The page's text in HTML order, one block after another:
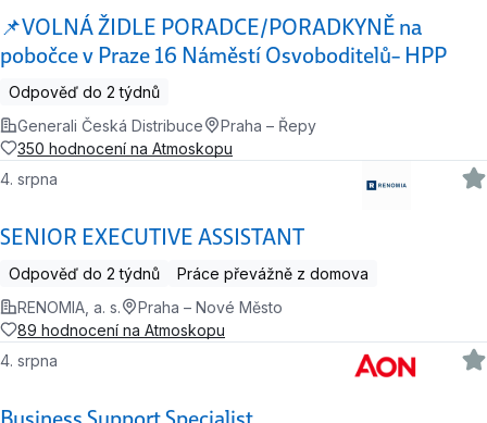
📌VOLNÁ ŽIDLE PORADCE/PORADKYNĚ na
pobočce v Praze 16 Náměstí Osvoboditelů– HPP
Odpověď do 2 týdnů
Generali Česká Distribuce
Praha – Řepy
350 hodnocení na Atmoskopu
SENIOR EXECUTIVE ASSISTANT
4. srpna
Odpověď do 2 týdnů
Práce převážně z domova
RENOMIA, a. s.
Praha – Nové Město
89 hodnocení na Atmoskopu
4. srpna